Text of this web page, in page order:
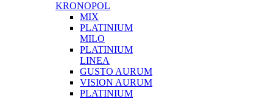
KRONOPOL
MIX
PLATINIUM
MILO
PLATINIUM
LINEA
GUSTO AURUM
VISION AURUM
PLATINIUM